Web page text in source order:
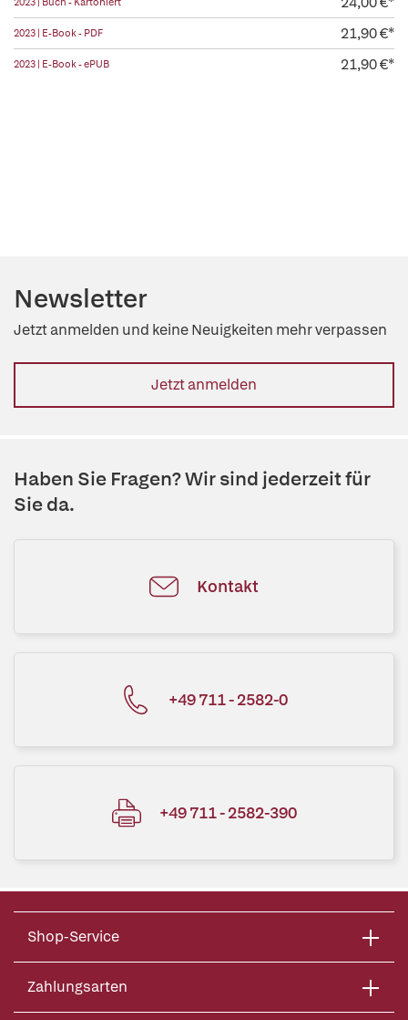
2023 | E-Book - PDF 21,90 €*
2023 | E-Book - ePUB 21,90 €*
Newsletter
Jetzt anmelden und keine Neuigkeiten mehr verpassen
Jetzt anmelden
Haben Sie Fragen? Wir sind jederzeit für
Sie da.
Kontakt
+49 711 - 2582-0
+49 711 - 2582-390
Shop-Service
Zahlungsarten